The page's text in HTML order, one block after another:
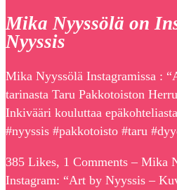
Mika Nyyssölä on
Nyyssis
Mika Nyyssölä Instagramissa :
tarinasta Taru Pakkotoiston
Inkivääri kouluttaa
#nyyssis #pakkotoisto #taru
385 Likes, 1 Comments – Mika
Instagram: “Art by Nyyssis –